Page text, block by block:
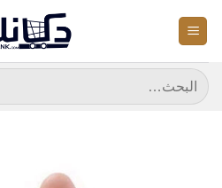
للمحتوى
البحث
عن: